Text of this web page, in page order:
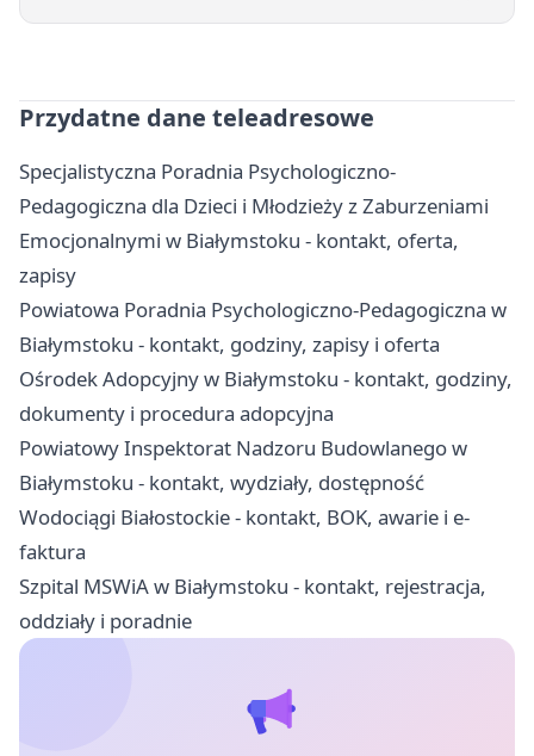
Przydatne dane teleadresowe
Specjalistyczna Poradnia Psychologiczno-
Pedagogiczna dla Dzieci i Młodzieży z Zaburzeniami
Emocjonalnymi w Białymstoku - kontakt, oferta,
zapisy
Powiatowa Poradnia Psychologiczno-Pedagogiczna w
Białymstoku - kontakt, godziny, zapisy i oferta
Ośrodek Adopcyjny w Białymstoku - kontakt, godziny,
dokumenty i procedura adopcyjna
Powiatowy Inspektorat Nadzoru Budowlanego w
Białymstoku - kontakt, wydziały, dostępność
Wodociągi Białostockie - kontakt, BOK, awarie i e-
faktura
Szpital MSWiA w Białymstoku - kontakt, rejestracja,
oddziały i poradnie